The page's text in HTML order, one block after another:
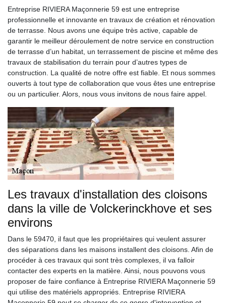
Entreprise RIVIERA Maçonnerie 59 est une entreprise
professionnelle et innovante en travaux de création et rénovation
de terrasse. Nous avons une équipe très active, capable de
garantir le meilleur déroulement de notre service en construction
de terrasse d’un habitat, un terrassement de piscine et même des
travaux de stabilisation du terrain pour d’autres types de
construction. La qualité de notre offre est fiable. Et nous sommes
ouverts à tout type de collaboration que vous êtes une entreprise
ou un particulier. Alors, nous vous invitons de nous faire appel.
Les travaux d'installation des cloisons
dans la ville de Volckerinckhove et ses
environs
Dans le 59470, il faut que les propriétaires qui veulent assurer
des séparations dans les maisons installent des cloisons. Afin de
procéder à ces travaux qui sont très complexes, il va falloir
contacter des experts en la matière. Ainsi, nous pouvons vous
proposer de faire confiance à Entreprise RIVIERA Maçonnerie 59
qui utilise des matériels appropriés. Entreprise RIVIERA